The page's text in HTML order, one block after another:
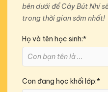
bên dưới để Cây Bút Nhí
trong thời gian sớm nhất!
Họ và tên học sinh:*
Con đang học khối lớp:*